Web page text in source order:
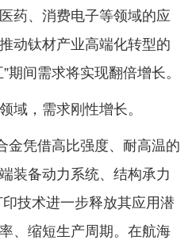
药、消费电子等领域的应
动钛材产业高端化转型的
期间需求将实现翻倍增长。
域，需求刚性增长。
金凭借高比强度、耐高温的
装备动力系统、结构承力
技术进一步释放其应用潜
、缩短生产周期。在航海